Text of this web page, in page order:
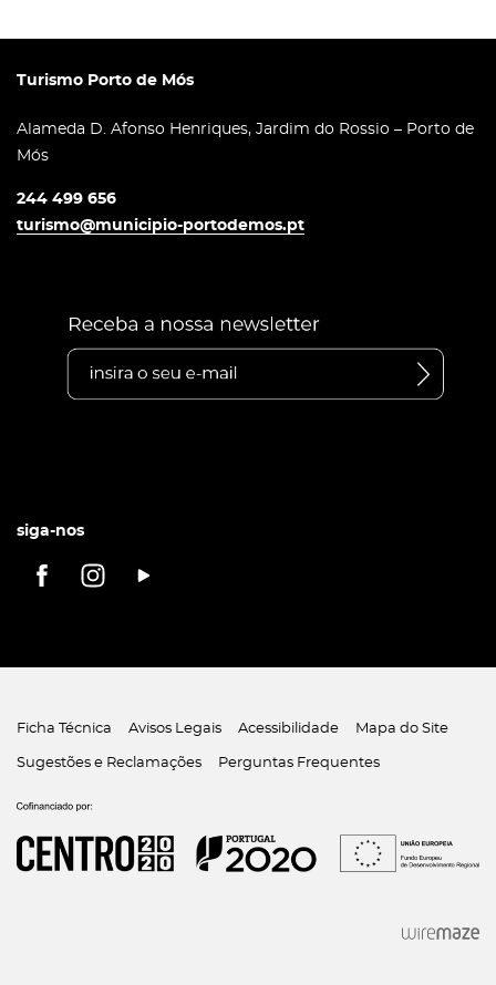
Turismo Porto de Mós
Alameda D. Afonso Henriques, Jardim do Rossio – Porto de
Mós
244 499 656
turismo@municipio-portodemos.pt
siga-nos
Ficha Técnica Avisos Legais Acessibilidade Mapa do Site
Sugestões e Reclamações Perguntas Frequentes